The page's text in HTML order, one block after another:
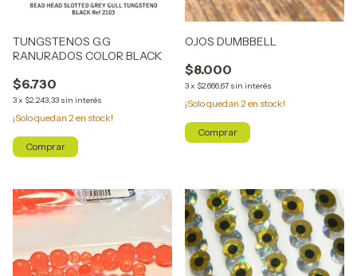
TUNGSTENOS G.G
RANURADOS COLOR BLACK
$6.730
3x $2.243,33 sin interés
¡Solo quedan 2 en stock!
Comprar
OJOS DUMBBELL
$8.000
3x $2.666,67 sin interés
¡Solo quedan 2 en stock!
Comprar